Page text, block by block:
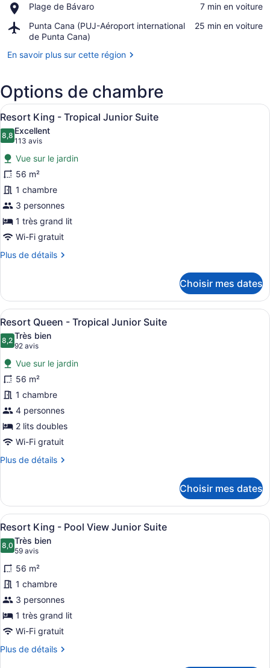
Country
Club
Bávaro
Plage de Bávaro
Place,
de
Bávaro
‪7 min en voiture‬
Punta Cana (PUJ-Aéroport international
de Punta Cana)
Airport,
Punta
(PUJ-
de
Punta
Cana)
‪25 min en voiture‬
En savoir plus sur cette région
Options de chambre
Afficher
toutes
les
photos
pour
ce
type
de
chambre :
Resort
King
-
Junior
Suite
Resort King - Tropical Junior Suite
6
Resort King - Tropical Junior Suite
8,88,8 sur 10
Excellent
113 avis
(113 avis)
Vue sur le jardin
56 m²
1 chambre
3 personnes
1 très grand lit
Wi-Fi gratuit
Plus de détails
Plus
Resort
King
-
Tropical
Junior
Suite
Choisir mes dates
Afficher
toutes
les
photos
pour
ce
type
de
chambre :
Resort
Queen
-
Junior
Suite
Une chambre d’hôtel avec deux
5
Resort Queen - Tropical Junior Suite
8,28,2 sur 10
Très bien
92 avis
(92 avis)
Vue sur le jardin
56 m²
1 chambre
4 personnes
2 lits doubles
Wi-Fi gratuit
Plus de détails
Plus
Resort
Queen
-
Tropical
Junior
Suite
Choisir mes dates
Afficher
toutes
les
photos
pour
ce
type
de
chambre :
Resort
Une chambre d’hôtel moderne
5
Resort King - Pool View Junior Suite
8,08,0 sur 10
Très bien
59 avis
(59 avis)
56 m²
1 chambre
3 personnes
1 très grand lit
Wi-Fi gratuit
Plus de détails
Plus